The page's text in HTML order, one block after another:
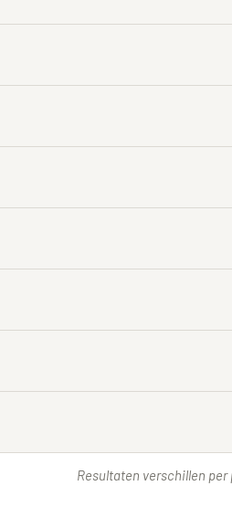
Resultaten verschillen